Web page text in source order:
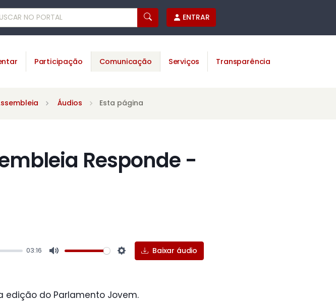
ENTRAR
Participação Comunicação Serviços Transparência
Áudios Esta página
Responde -
03:16
Settings
Baixar áudio
do Parlamento Jovem.